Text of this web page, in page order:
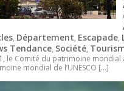
, Département, Escapade,
Tendance, Société,
le Comité du patrimoine mondial
mondial de l’UNESCO […]